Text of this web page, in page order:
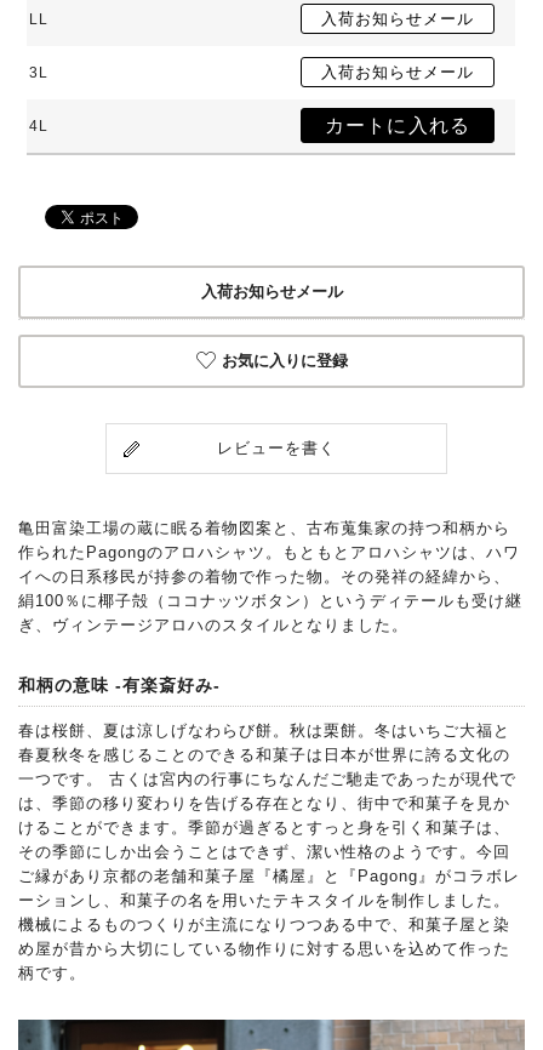
LL
3L
4L
入荷お知らせメール
お気に入りに登録
レビューを書く
亀田富染工場の蔵に眠る着物図案と、古布蒐集家の持つ和柄から
作られたPagongのアロハシャツ。もともとアロハシャツは、ハワ
イへの日系移民が持参の着物で作った物。その発祥の経緯から、
絹100％に椰子殻（ココナッツボタン）というディテールも受け継
ぎ、ヴィンテージアロハのスタイルとなりました。
和柄の意味 -有楽斎好み-
春は桜餅、夏は涼しげなわらび餅。秋は栗餅。冬はいちご大福と
春夏秋冬を感じることのできる和菓子は日本が世界に誇る文化の
一つです。 古くは宮内の行事にちなんだご馳走であったが現代で
は、季節の移り変わりを告げる存在となり、街中で和菓子を見か
けることができます。季節が過ぎるとすっと身を引く和菓子は、
その季節にしか出会うことはできず、潔い性格のようです。今回
ご縁があり京都の老舗和菓子屋『橘屋』と『Pagong』がコラボレ
ーションし、和菓子の名を用いたテキスタイルを制作しました。
機械によるものつくりが主流になりつつある中で、和菓子屋と染
め屋が昔から大切にしている物作りに対する思いを込めて作った
柄です。